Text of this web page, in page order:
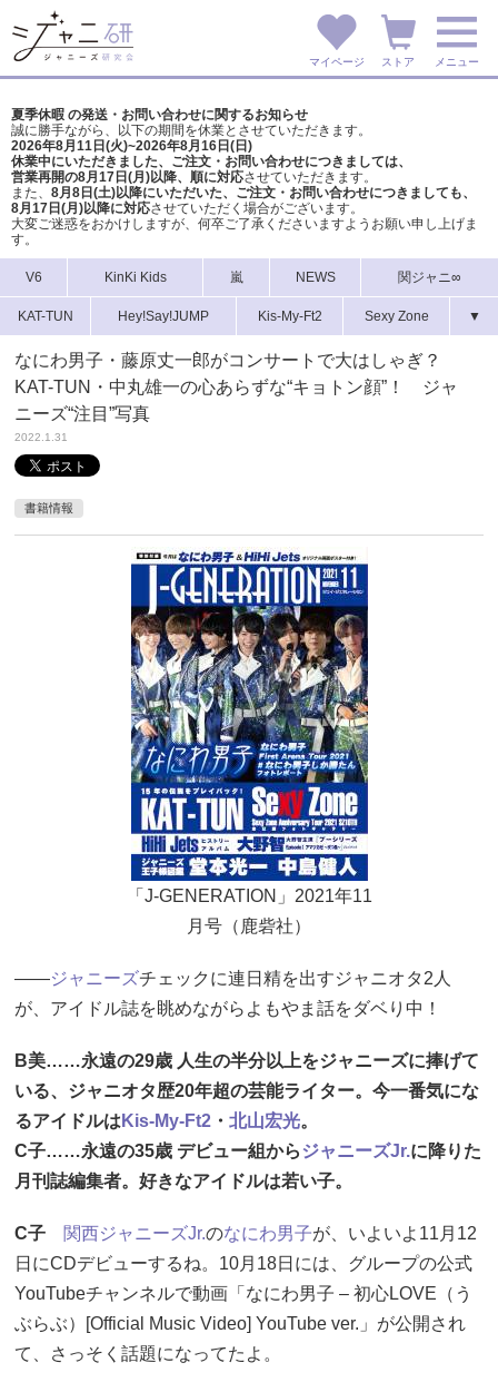
マイページ ストア メニュー
夏季休暇 の発送・お問い合わせに関するお知らせ
誠に勝手ながら、以下の期間を休業とさせていただきます。
2026年8月11日(火)~2026年8月16日(日)
休業中にいただきました、ご注文・お問い合わせにつきましては、
営業再開の8月17日(月)以降、順に対応させていただきます。
また、 8月8日(土)以降にいただいた、ご注文・ お問い合わせにつきましても、
8月17日(月)以降に対応させていただく場合がございます。
大変ご迷惑をおかけしますが、 何卒ご了承くださいますようお願い申し上げま
す。
V6 KinKi Kids 嵐 NEWS 関ジャニ∞
KAT-TUN Hey!Say!JUMP Kis-My-Ft2 Sexy Zone ▼
なにわ男子・藤原丈一郎がコンサートで大はしゃぎ？
KAT-TUN・中丸雄一の心あらずな“キョトン顔”！ ジャ
ニーズ“注目”写真
2022.1.31
書籍情報
「J-GENERATION」2021年11
月号（鹿砦社）
――ジャニーズチェックに連日精を出すジャニオタ2人
が、アイドル誌を眺めながらよもやま話をダベり中！
B美……永遠の29歳 人生の半分以上をジャニーズに捧げて
いる、ジャニオタ歴20年超の芸能ライター。今一番気にな
るアイドルは Kis-My-Ft2 ・ 北山宏光。
C子……永遠の35歳 デビュー組からジャニーズJr.に降りた
月刊誌編集者。好きなアイドルは若い子。
C子 関西ジャニーズJr.のなにわ男子が、いよいよ11月12
日にCDデビューするね。10月18日には、グループの公式
YouTubeチャンネルで動画「なにわ男子 – 初心LOVE（う
ぶらぶ）[Official Music Video] YouTube ver.」が公開され
て、さっそく話題になってたよ。